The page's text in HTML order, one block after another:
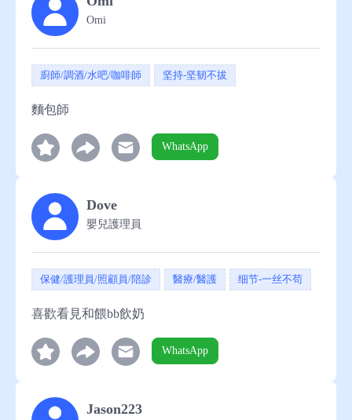
Omi
廚師/調酒/水吧/咖啡師 坚持-坚韧不拔
麵包師
WhatsApp
Dove
嬰兒護理員
保健/護理員/照顧員/陪診 醫療/醫護 细节-一丝不苟
喜歡看見和餵bb飲奶
WhatsApp
Jason223